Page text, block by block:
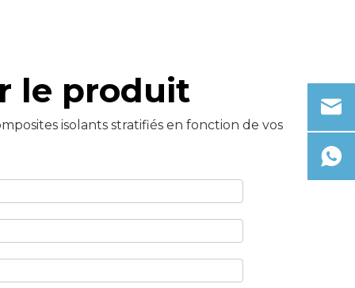
le produit
isolants stratifiés en fonction de vos